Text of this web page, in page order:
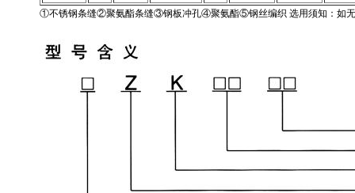
①不锈钢条缝②聚氨酯条缝③钢板冲孔④聚氨酯⑤钢丝编织 选用须知：如无特殊